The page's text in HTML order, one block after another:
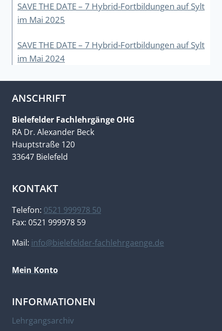
SAVE THE DATE – 7 Hybrid-Fortbildungen auf Sylt
im Mai 2025
SAVE THE DATE – 7 Hybrid-Fortbildungen auf Sylt
im Mai 2024
ANSCHRIFT
Bielefelder Fachlehrgänge OHG
RA Dr. Alexander Beck
Hauptstraße 120
33647 Bielefeld
KONTAKT
Telefon: 0521 999978 50
Fax: 0521 999978 59
Mail: info@bielefelder-fachlehrgaenge.de
Mein Konto
INFORMATIONEN
Lehrgangsarchiv